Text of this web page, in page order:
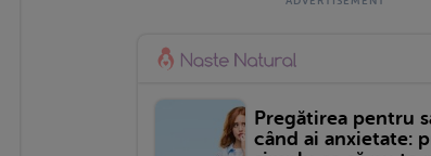
Pregătirea pentru
când ai anxietate: